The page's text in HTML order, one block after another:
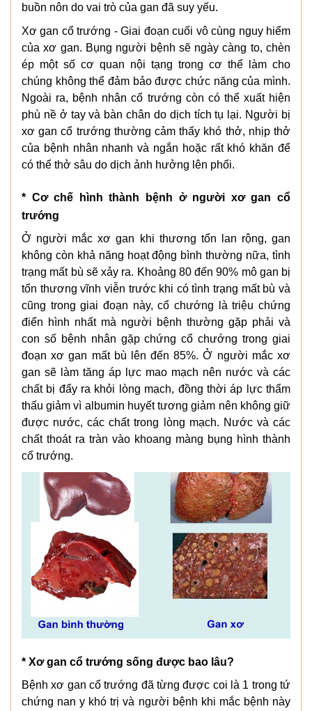
buồn nôn do vai trò của gan đã suy yếu.
Xơ gan cổ trướng - Giai đoạn cuối vô cùng nguy hiểm
của xơ gan. Bụng người bệnh sẽ ngày càng to, chèn
ép một số cơ quan nội tạng trong cơ thể làm cho
chúng không thể đảm bảo được chức năng của mình.
Ngoài ra, bệnh nhân cổ trướng còn có thể xuất hiện
phù nề ở tay và bàn chân do dịch tích tụ lại. Người bị
xơ gan cổ trướng thường cảm thấy khó thở, nhịp thở
của bệnh nhân nhanh và ngắn hoặc rất khó khăn để
có thể thở sâu do dịch ảnh hưởng lên phổi.
* Cơ chế hình thành bệnh ở người xơ gan cổ
trướng
Ở người mắc xơ gan khi thương tổn lan rộng, gan
không còn khả năng hoạt động bình thường nữa, tình
trạng mất bù sẽ xảy ra. Khoảng 80 đến 90% mô gan bị
tổn thương vĩnh viễn trước khi có tình trạng mất bù và
cũng trong giai đoạn này, cổ chướng là triệu chứng
điển hình nhất mà người bệnh thường gặp phải và
con số bệnh nhân gặp chứng cổ chướng trong giai
đoạn xơ gan mất bù lên đến 85%. Ở người mắc xơ
gan sẽ làm tăng áp lực mao mạch nên nước và các
chất bị đẩy ra khỏi lòng mạch, đồng thời áp lực thẩm
thấu giảm vì albumin huyết tương giảm nên không giữ
được nước, các chất trong lòng mạch. Nước và các
chất thoát ra tràn vào khoang màng bụng hình thành
cổ trướng.
* Xơ gan cổ trướng sống được bao lâu?
Bệnh xơ gan cổ trướng đã từng được coi là 1 trong tứ
chứng nan y khó trị và người bệnh khi mắc bệnh này